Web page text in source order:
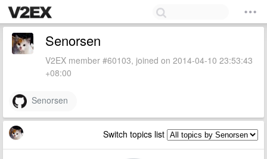
Senorsen
V2EX member #60103, joined on 2014-04-10 23:53:43
+08:00
Senorsen
Switch topics list